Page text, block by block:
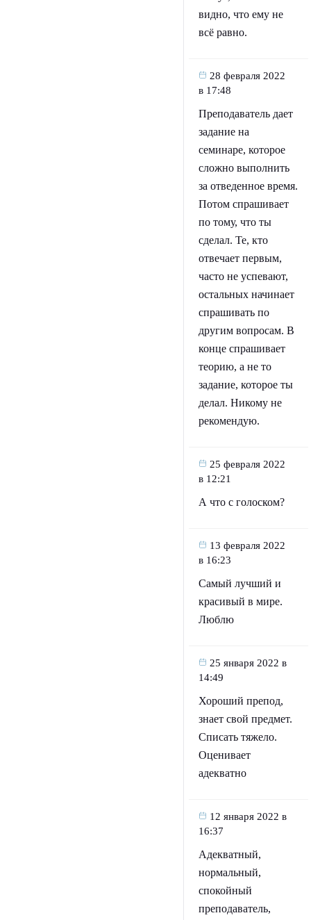
видно, что ему не
всё равно.
28 февраля 2022
в 17:48
Преподаватель дает
задание на
семинаре, которое
сложно выполнить
за отведенное время.
Потом спрашивает
по тому, что ты
сделал. Те, кто
отвечает первым,
часто не успевают,
остальных начинает
спрашивать по
другим вопросам. В
конце спрашивает
теорию, а не то
задание, которое ты
делал. Никому не
рекомендую.
25 февраля 2022
в 12:21
А что с голоском?
13 февраля 2022
в 16:23
Самый лучший и
красивый в мире.
Люблю
25 января 2022 в
14:49
Хороший препод,
знает свой предмет.
Списать тяжело.
Оценивает
адекватно
12 января 2022 в
16:37
Адекватный,
нормальный,
спокойный
преподаватель,